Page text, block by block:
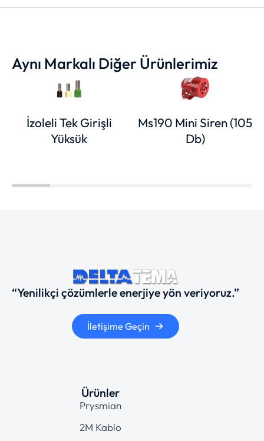
Aynı Markalı Diğer Ürünlerimiz
İzoleli Tek Girişli
Yüksük
Ms190 Mini Siren (105
Db)
“Yenilikçi çözümlerle enerjiye yön veriyoruz.”
İletişime Geçin
Ürünler
Prysmian
2M Kablo